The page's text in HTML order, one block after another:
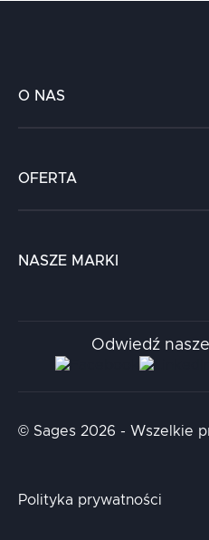
O NAS
Kariera
Kontakt
OFERTA
Chatboty
NASZE MARKI
Aidapta
AI & NLP Day
Odwiedź
© Sages 2026 - Wszelkie
Polityka prywatności